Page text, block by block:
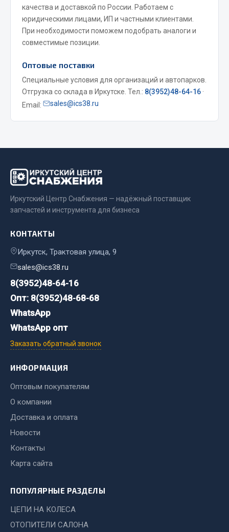
Сцепление
Коробка передач
Коробка передач ZF
Показать ещё
Весь раздел
Тормозная система
Двери
Окно ветровое
Двигатель
Весь раздел
Запчасти Урал
Двигатель
Система питания
Система выпуска газа
Тормозная система
Весь раздел
Двигатель
Система питания
качества и доставкой по России. Работаем с
юридическими лицами, ИП и частными клиентами.
При необходимости поможем подобрать аналоги и
совместимые позиции.
Оптовые поставки
Специальные условия для организаций и автопарков.
Отгрузка со склада в Иркутске. Тел.: 8(3952)48-64-16 ·
Email:
sales@ics38.ru
Иркутский Центр Снабжения — надёжный поставщик
запчастей и инструмента для бизнеса
КОНТАКТЫ
Иркутск, Трактовая улица, 9
sales@ics38.ru
8(3952)48-64-16
Опт: 8(3952)48-68-68
WhatsApp
WhatsApp опт
Заказать обратный звонок
ИНФОРМАЦИЯ
Оптовым покупателям
О компании
Доставка и оплата
Новости
Контакты
Карта сайта
ПОПУЛЯРНЫЕ РАЗДЕЛЫ
ЦЕПИ НА КОЛЕСА
ОТОПИТЕЛИ САЛОНА